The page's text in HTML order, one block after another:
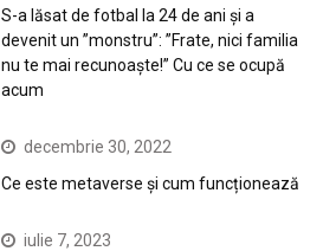
S-a lăsat de fotbal la 24 de ani și a
devenit un ”monstru”: ”Frate, nici familia
nu te mai recunoaște!” Cu ce se ocupă
acum
decembrie 30, 2022
Ce este metaverse și cum funcționează
iulie 7, 2023